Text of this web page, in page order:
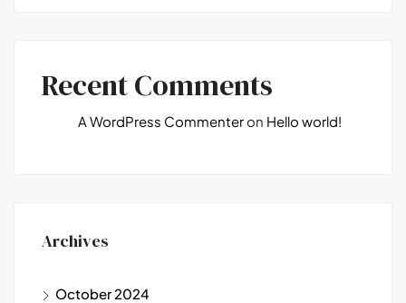
Recent Comments
A WordPress Commenteron Hello world!
Archives
October 2024